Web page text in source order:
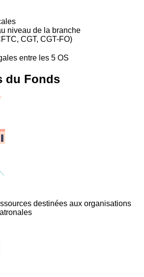
niveau de la branche
CGT, CGT-FO)
entre les 5 OS
du Fonds
destinées aux organisations